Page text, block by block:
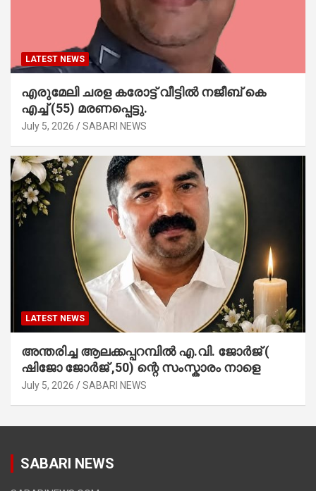
LATEST NEWS
എരുമേലി ചരള കരോട്ട് വീട്ടിൽ നജീബ് കെ
എച്ച് (55) മരണപ്പെട്ടു.
July 5, 2026 SABARI NEWS
LATEST NEWS
അന്തരിച്ച ആ​ല​ക്ക​പ്പ​റമ്പിൽ​ എ.​വി. ജോ​ർ​ജ് (
ഷിജോ ജോർജ് ,50) ന്റെ സംസ്കാരം നാളെ
July 5, 2026 SABARI NEWS
SABARI NEWS